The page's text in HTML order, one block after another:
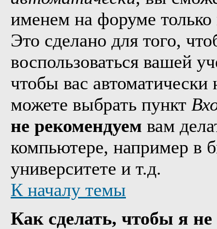
именем на форуме только
Это сделано для того,
воспользоваться вашей
чтобы вас
можете выбрать пункт
не рекомендуем вам
компьютере, например в
университете и т.д.
К началу темы
Как сделать, чтобы я